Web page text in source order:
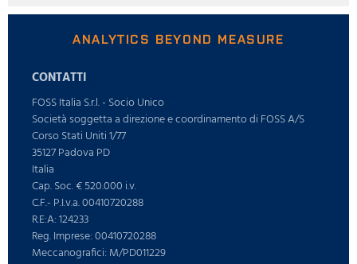
ANALYTICS BEYOND MEASURE
CONTATTI
FOSS Italia S.r.l. - Socio Unico
Società soggetta a direzione e coordinamento di FOSS A/S
Corso Stati Uniti 1/77
35127 Padova PD
Italia
Cap. Soc. € 520.000 i.v.
C.F.- P.I.v.a. 00410720288
R.E:A: 124233
Reg. Imprese: 00410720288
Meccanografici: M/PD011229